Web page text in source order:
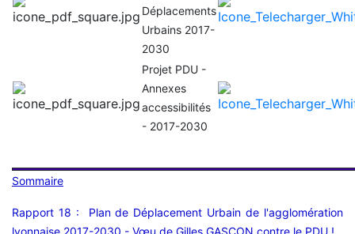
Déplacements
Urbains 2017-
2030
Projet PDU -
Annexes
accessibilités
- 2017-2030
Sommaire
Rapport 18 : Plan de Déplacement Urbain de l'agglomération